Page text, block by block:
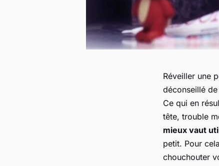
Réveiller une
déconseillé
Ce qui en
tête, trouble
mieux vaut
petit. Pour
chouchouter